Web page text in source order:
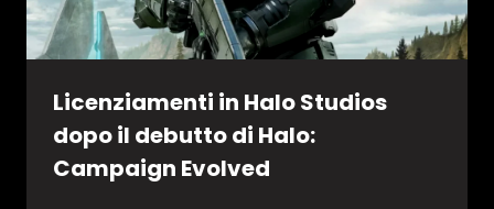
Licenziamenti in Halo Studios
dopo il debutto di Halo:
Campaign Evolved